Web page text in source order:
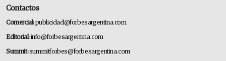
Contactos
Comercial:publicidad@forbesargentina.com
Editorial:info@forbesargentina.com
Summit:summitforbes@forbesargentina.com